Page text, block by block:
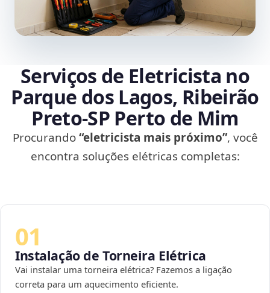
Serviços de Eletricista no
Parque dos Lagos, Ribeirão
Preto‑SP Perto de Mim
Procurando“eletricista mais próximo”, você
encontra soluções elétricas completas:
01
Instalação de Torneira Elétrica
Vai instalar uma torneira elétrica? Fazemos a ligação
correta para um aquecimento eficiente.